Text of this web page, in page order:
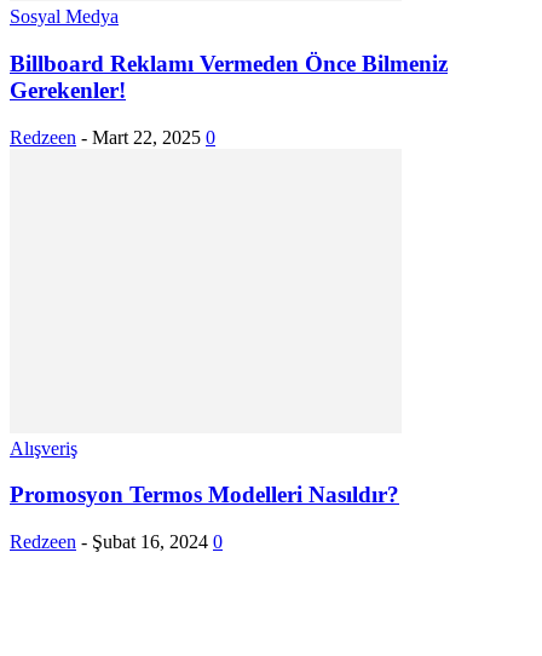
Sosyal Medya
Billboard Reklamı Vermeden Önce Bilmeniz
Gerekenler!
Redzeen - Mart 22, 2025 0
Alışveriş
Promosyon Termos Modelleri Nasıldır?
Redzeen - Şubat 16, 2024 0